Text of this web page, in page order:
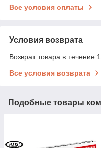
Все условия оплаты
Условия возврата
Возврат товара в течение
Все условия возврата
Подобные товары